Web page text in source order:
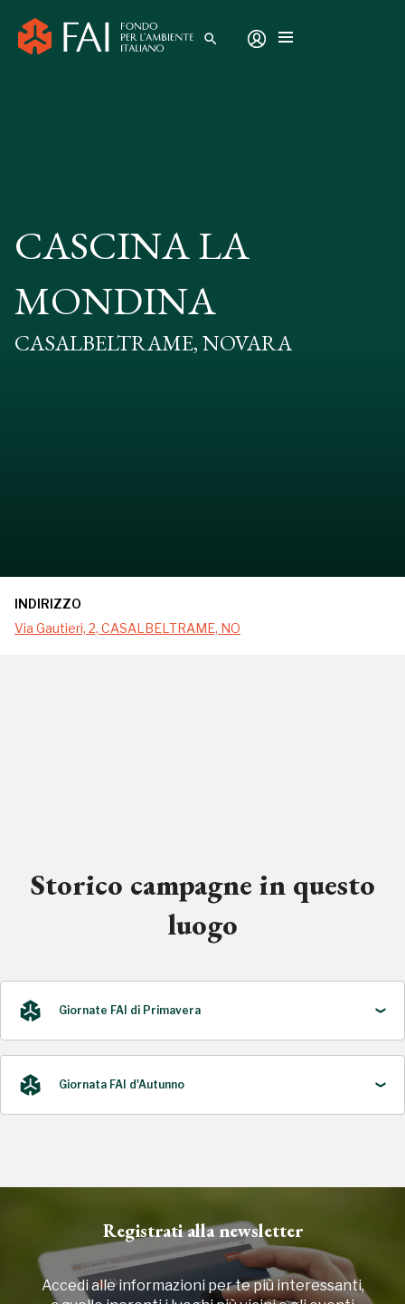
search
CASCINA LA
MONDINA
CASALBELTRAME, NOVARA
INDIRIZZO
Via Gautieri, 2, CASALBELTRAME, NO
Storico campagne in questo
luogo
Giornate FAI di Primavera
Giornata FAI d'Autunno
Registrati alla newsletter
Accedi alle informazioni per te più interessanti,